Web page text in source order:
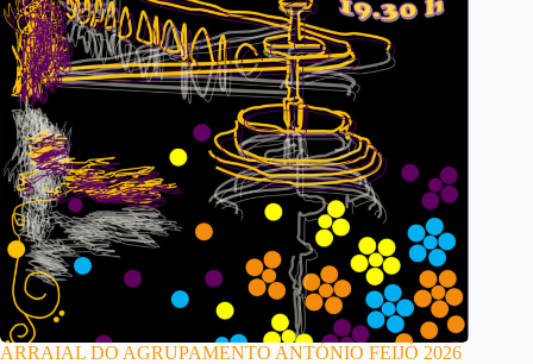
ARRAIAL DO AGRUPAMENTO ANTÓNIO FEIJÓ 2026